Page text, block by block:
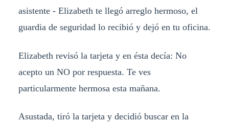
asistente - Elizabeth te llegó arreglo hermoso, el
guardia de seguridad lo recibió y dejó en tu oficina.
Elizabeth revisó la tarjeta y en ésta decía: No
acepto un NO por respuesta. Te ves
particularmente hermosa esta mañana.
Asustada, tiró la tarjeta y decidió buscar en la